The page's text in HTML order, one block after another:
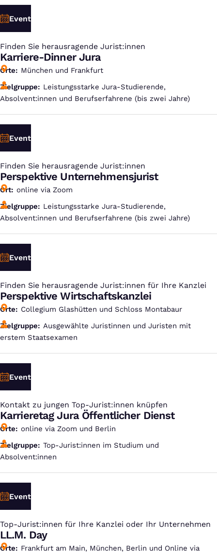
Event
Finden Sie herausragende Jurist:innen
:
Karriere-Dinner Jura
Orte
München und Frankfurt
Zielgruppe
Leistungsstarke Jura-Studierende,
Absolvent:innen und Berufserfahrene (bis zwei Jahre)
Event
Finden Sie herausragende Jurist:innen
:
Perspektive Unternehmensjurist
Ort
online via Zoom
Zielgruppe
Leistungsstarke Jura-Studierende,
Absolvent:innen und Berufserfahrene (bis zwei Jahre)
Event
Finden Sie herausragende Jurist:innen für Ihre Kanzlei
:
Perspektive Wirtschaftskanzlei
Orte
Collegium Glashütten und Schloss Montabaur
Zielgruppe
Ausgewählte Juristinnen und Juristen mit
erstem Staatsexamen
Event
Kontakt zu jungen Top-Jurist:innen knüpfen
:
Karrieretag Jura Öffentlicher Dienst
Orte
online via Zoom und Berlin
Zielgruppe
Top-Jurist:innen im Studium und
Absolvent:innen
Event
Top-Jurist:innen für Ihre Kanzlei oder Ihr Unternehmen
:
LL.M. Day
Orte
Frankfurt am Main, München, Berlin und Online via